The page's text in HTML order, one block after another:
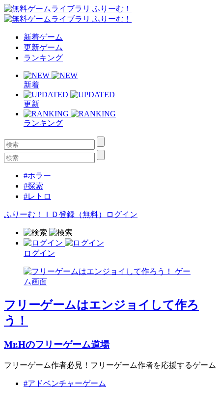
新着ゲーム
更新ゲーム
ランキング
新着
更新
ランキング
#ホラー
#探索
#レトロ
ふりーむ！ＩＤ登録（無料） ログイン
ログイン
フリーゲームはエンジョイして作ろ
う！
Mr.Hのフリーゲーム道場
フリーゲーム作者必見！フリーゲーム作者を応援するゲーム
#アドベンチャーゲーム